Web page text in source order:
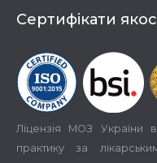
Сертифікати
Ліцензія МОЗ України
практику за